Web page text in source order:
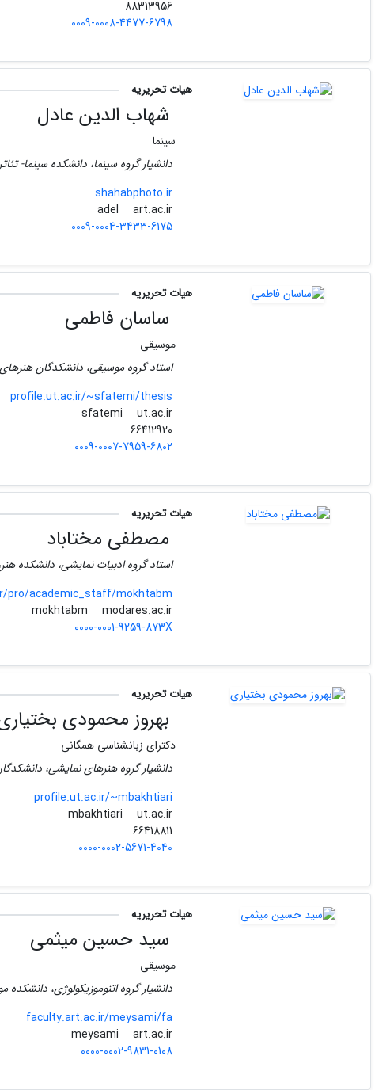
0009-0008-4477-6798
هیات تحریریه
شهاب الدین عادل
سینما
دانشیار گروه سینما، دانشکده سینما-
shahabphoto.ir
adel
art.ac.ir
0009-0004-3433-6175
هیات تحریریه
ساسان فاطمی
موسیقی
استاد گروه موسیقی، دانشکدگان هنرهای
profile.ut.ac.ir/~sfatemi/thesis
sfatemi
ut.ac.ir
0009-0007-7959-6802
هیات تحریریه
مصطفی مختاباد
استاد گروه ادبیات نمایشی، دانشکده
pro/academic_staff/mokhtabm
mokhtabm
modares.ac.ir
0000-0001-9259-873X
هیات تحریریه
بهروز محمودی
دکترای زبانشناسی همگانی
دانشیار گروه هنرهای نمایشی،
profile.ut.ac.ir/~mbakhtiari
mbakhtiari
ut.ac.ir
0000-0002-5671-4040
هیات تحریریه
سید حسین میثمی
موسیقی
دانشیار گروه اتنوموزیکولوژی، دانشکده
faculty.art.ac.ir/meysami/fa
meysami
art.ac.ir
0000-0002-9831-0108